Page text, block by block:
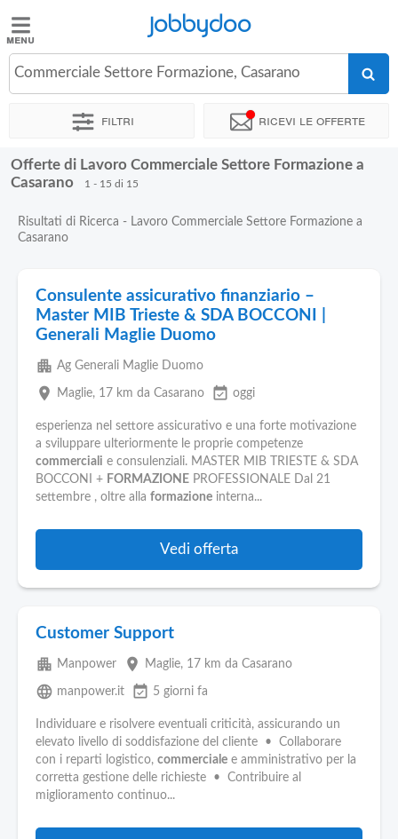
Jobbydoo
Offerte
Stipendi
Elenco
Blog
Pubblica
Offerte
Area
Aziende
Jobbydoo
Commerciale Settore Formazione, Casarano
Filtri Ricevi le offerte
Offerte di Lavoro Commerciale Settore Formazione a
Casarano
1 - 15 di 15
Risultati di Ricerca - Lavoro Commerciale Settore Formazione a
Casarano
Consulente assicurativo finanziario –
Master MIB Trieste & SDA BOCCONI |
Generali Maglie Duomo
apartment Ag Generali Maglie Duomo
place Maglie, 17 km da Casarano event_available oggi
esperienza nel settore assicurativo e una forte motivazione
a sviluppare ulteriormente le proprie competenze
commerciali e consulenziali. MASTER MIB TRIESTE & SDA
BOCCONI + FORMAZIONE PROFESSIONALE Dal 21
settembre , oltre alla formazione interna...
Vedi offerta
Customer Support
apartment Manpower place Maglie, 17 km da Casarano
language manpower.it event_available 5 giorni fa
Individuare e risolvere eventuali criticità, assicurando un
elevato livello di soddisfazione del cliente • Collaborare
con i reparti logistico, commerciale e amministrativo per la
corretta gestione delle richieste • Contribuire al
miglioramento continuo...